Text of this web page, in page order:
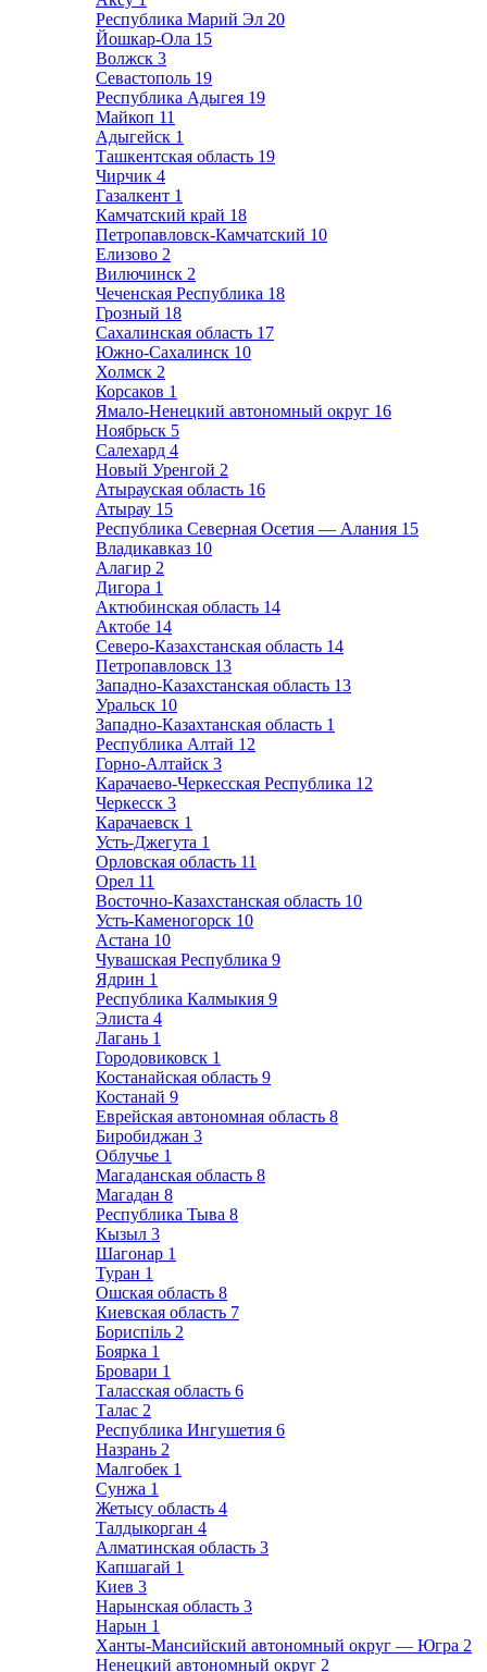
Республика Марий Эл 20
Йошкар-Ола 15
Волжск 3
Севастополь 19
Республика Адыгея 19
Майкоп 11
Адыгейск 1
Ташкентская область 19
Чирчик 4
Газалкент 1
Камчатский край 18
Петропавловск-Камчатский 10
Елизово 2
Вилючинск 2
Чеченская Республика 18
Грозный 18
Сахалинская область 17
Южно-Сахалинск 10
Холмск 2
Корсаков 1
Ямало-Ненецкий автономный округ 16
Ноябрьск 5
Салехард 4
Новый Уренгой 2
Атырауская область 16
Атырау 15
Республика Северная Осетия — Алания 15
Владикавказ 10
Алагир 2
Дигора 1
Актюбинская область 14
Актобе 14
Северо-Казахстанская область 14
Петропавловск 13
Западно-Казахстанская область 13
Уральск 10
Западно-Казахтанская область 1
Республика Алтай 12
Горно-Алтайск 3
Карачаево-Черкесская Республика 12
Черкесск 3
Карачаевск 1
Усть-Джегута 1
Орловская область 11
Орел 11
Восточно-Казахстанская область 10
Усть-Каменогорск 10
Астана 10
Чувашская Республика 9
Ядрин 1
Республика Калмыкия 9
Элиста 4
Лагань 1
Городовиковск 1
Костанайская область 9
Костанай 9
Еврейская автономная область 8
Биробиджан 3
Облучье 1
Магаданская область 8
Магадан 8
Республика Тыва 8
Кызыл 3
Шагонар 1
Туран 1
Ошская область 8
Киевская область 7
Бориспіль 2
Боярка 1
Бровари 1
Таласская область 6
Талас 2
Республика Ингушетия 6
Назрань 2
Малгобек 1
Сунжа 1
Жетысу область 4
Талдыкорган 4
Алматинская область 3
Капшагай 1
Киев 3
Нарынская область 3
Нарын 1
Ханты-Мансийский автономный округ — Югра 2
Ненецкий автономный округ 2